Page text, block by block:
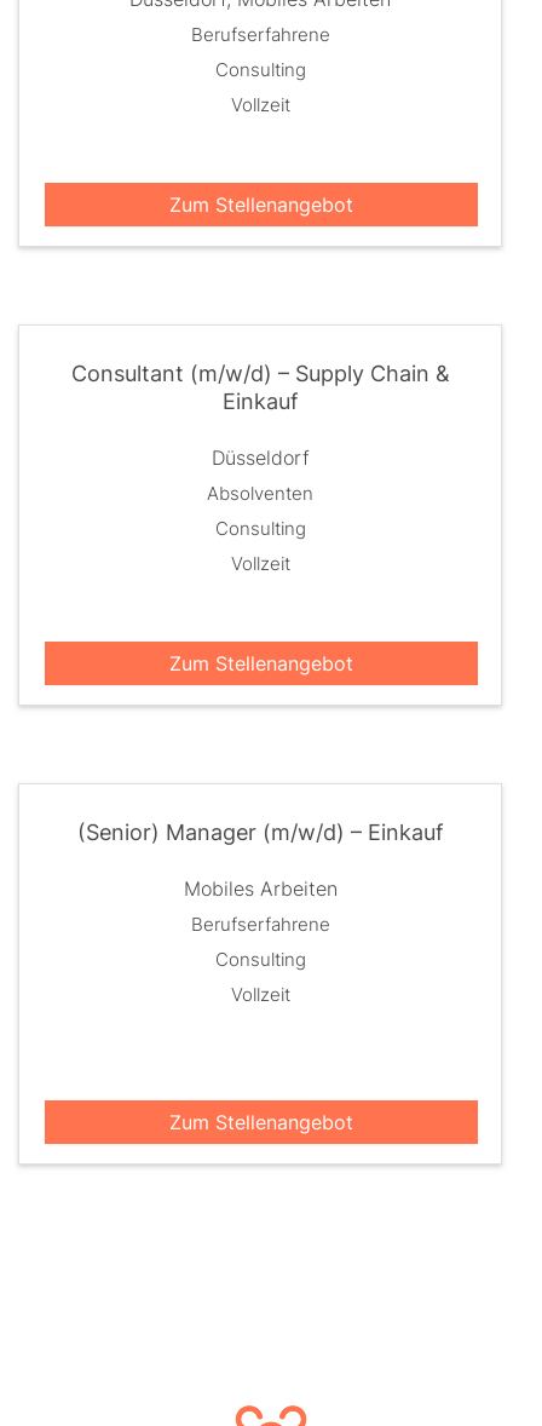
Berufserfahrene
Consulting
Vollzeit
Zum Stellenangebot
Consultant (m/w/d) – Supply Chain &
Einkauf
Düsseldorf
Absolventen
Consulting
Vollzeit
Zum Stellenangebot
(Senior) Manager (m/w/d) – Einkauf
Mobiles Arbeiten
Berufserfahrene
Consulting
Vollzeit
Zum Stellenangebot